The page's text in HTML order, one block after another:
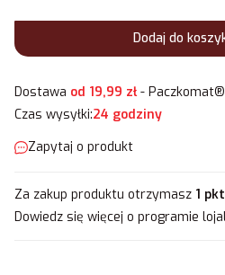
Dodaj do
Dostawa od 19,99 zł-
Czas wysyłki:24 godziny
Zapytaj o produkt
Za zakup produktu otrzymasz 1 pkt
Dowiedz się więcej o programie